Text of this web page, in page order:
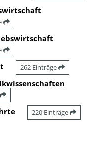
262 Einträge
220 Einträge